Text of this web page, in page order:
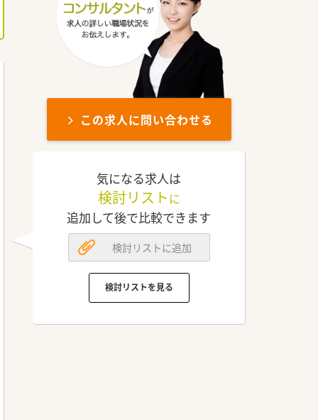
この求人に問い合わせる
気になる求人は
検討リスト に
追加して後で比較できます
検討リストに追加
検討リストを見る